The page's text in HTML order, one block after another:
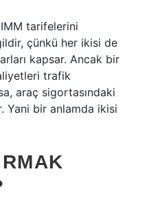
tarifelerini
çünkü her ikisi de
kapsar. Ancak bir
trafik
araç sigortasındaki
Yani bir anlamda ikisi